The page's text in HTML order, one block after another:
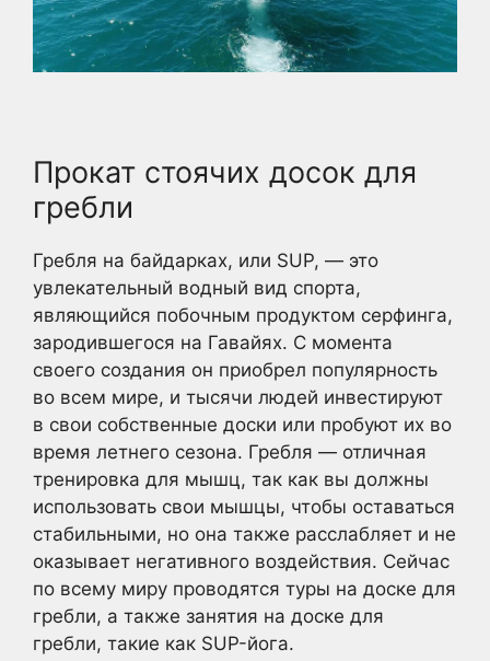
Прокат стоячих досок для
гребли
Гребля на байдарках, или SUP, — это
увлекательный водный вид спорта,
являющийся побочным продуктом серфинга,
зародившегося на Гавайях. С момента
своего создания он приобрел популярность
во всем мире, и тысячи людей инвестируют
в свои собственные доски или пробуют их во
время летнего сезона. Гребля — отличная
тренировка для мышц, так как вы должны
использовать свои мышцы, чтобы оставаться
стабильными, но она также расслабляет и не
оказывает негативного воздействия. Сейчас
по всему миру проводятся туры на доске для
гребли, а также занятия на доске для
гребли, такие как SUP-йога.